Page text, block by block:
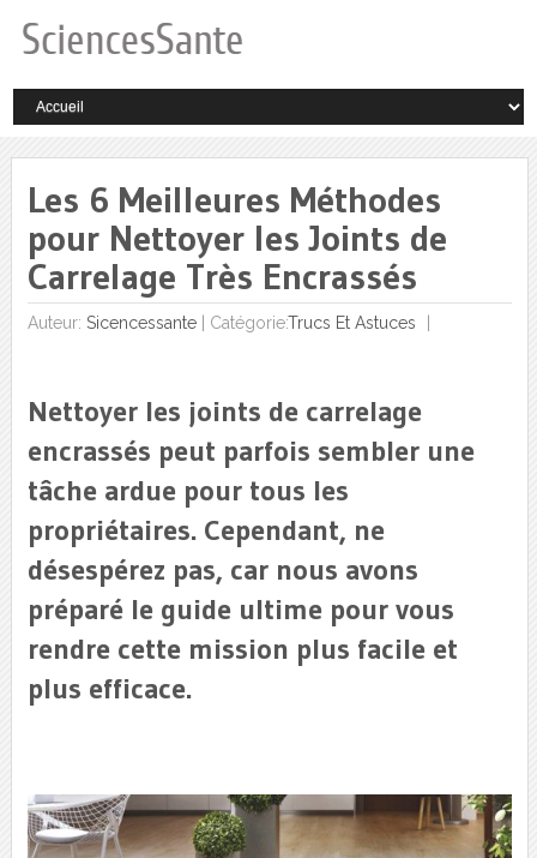
Les 6 Meilleures Méthodes
pour Nettoyer les Joints de
Carrelage Très Encrassés
Auteur: Sicencessante| Catégorie:Trucs Et Astuces
Nettoyer les joints de carrelage
encrassés peut parfois sembler une
tâche ardue pour tous les
propriétaires. Cependant, ne
désespérez pas, car nous avons
préparé le guide ultime pour vous
rendre cette mission plus facile et
plus efficace.